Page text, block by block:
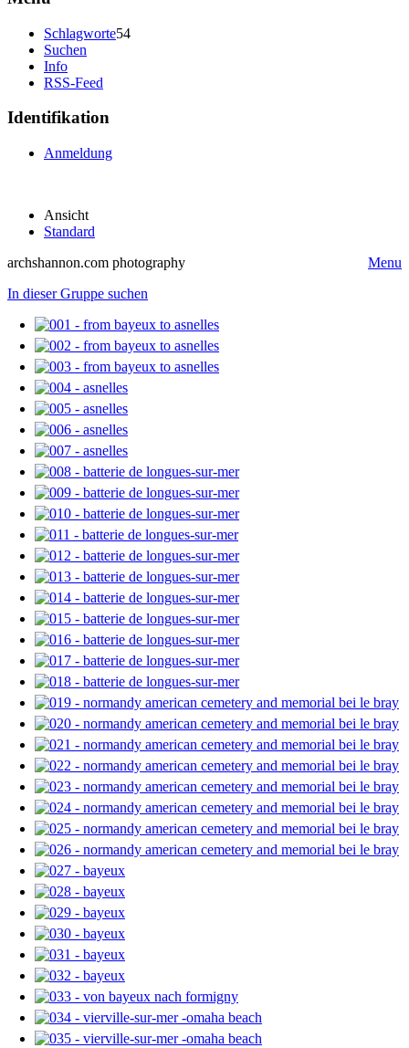
Schlagworte54
Suchen
Info
RSS-Feed
Identifikation
Anmeldung
Ansicht
Standard
archshannon.com photography
Menu
In dieser Gruppe suchen